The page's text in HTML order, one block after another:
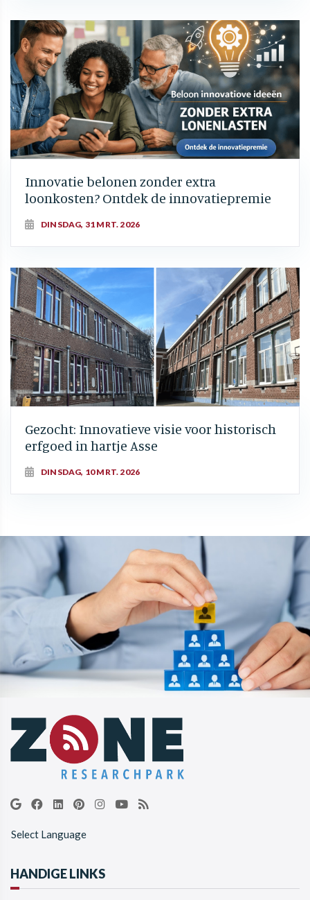
Innovatie belonen zonder extra
loonkosten? Ontdek de innovatiepremie
DINSDAG, 31 MRT. 2026
Gezocht: Innovatieve visie voor historisch
erfgoed in hartje Asse
DINSDAG, 10 MRT. 2026
Select Language
HANDIGE LINKS